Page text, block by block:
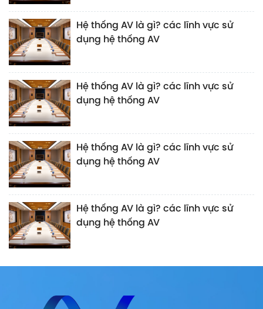
Hệ thống AV là gì? các lĩnh vực sử
dụng hệ thống AV
Hệ thống AV là gì? các lĩnh vực sử
dụng hệ thống AV
Hệ thống AV là gì? các lĩnh vực sử
dụng hệ thống AV
Hệ thống AV là gì? các lĩnh vực sử
dụng hệ thống AV